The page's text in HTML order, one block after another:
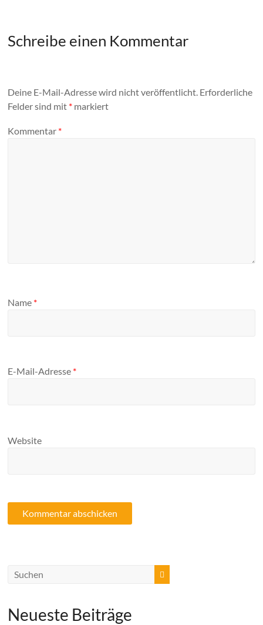
Schreibe einen Kommentar
Deine E-Mail-Adresse wird nicht veröffentlicht. Erforderliche
Felder sind mit * markiert
Kommentar *
Name *
E-Mail-Adresse *
Website
Neueste Beiträge